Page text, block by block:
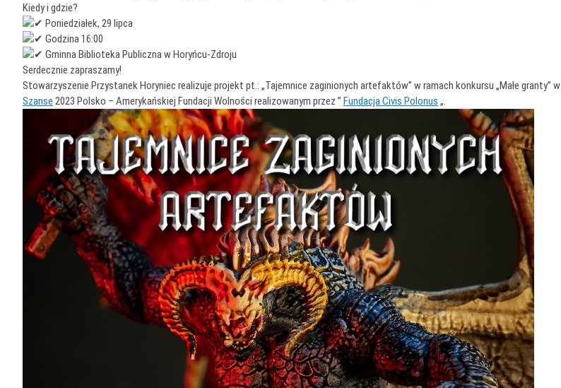
Kiedy i gdzie?
Poniedziałek, 29 lipca
Godzina 16:00
Gminna Biblioteka Publiczna w Horyńcu-Zdroju
Serdecznie zapraszamy!
Stowarzyszenie Przystanek Horyniec realizuje projekt pt.: „Tajemnice zaginionych artefaktów” w ramach konkursu „Małe granty” w
Szanse 2023 Polsko – Amerykańskiej Fundacji Wolności realizowanym przez ” Fundacja Civis Polonus „.